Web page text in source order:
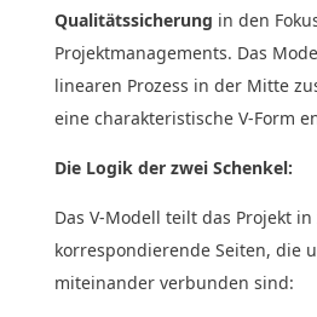
Qualitätssicherung in den
Projektmanagements. Das
linearen Prozess in der Mitte
eine charakteristische V-Form
Die Logik der zwei Schenkel:
Das V-Modell teilt das Projekt in
korrespondierende Seiten, die
miteinander verbunden sind: